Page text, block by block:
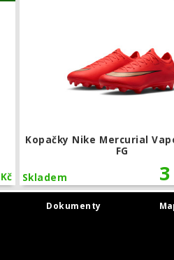
Kč
Kopačky Nike Mercurial
FG
Skladem
Dokumenty